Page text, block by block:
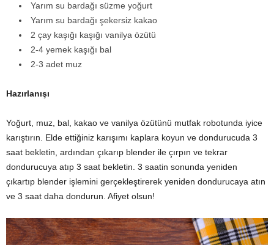
Yarım su bardağı süzme yoğurt
Yarım su bardağı şekersiz kakao
2 çay kaşığı kaşığı vanilya özütü
2-4 yemek kaşığı bal
2-3 adet muz
Hazırlanışı
Yoğurt, muz, bal, kakao ve vanilya özütünü mutfak robotunda iyice
karıştırın. Elde ettiğiniz karışımı kaplara koyun ve dondurucuda 3
saat bekletin, ardından çıkarıp blender ile çırpın ve tekrar
dondurucuya atıp 3 saat bekletin. 3 saatin sonunda yeniden
çıkartıp blender işlemini gerçekleştirerek yeniden dondurucaya atın
ve 3 saat daha dondurun. Afiyet olsun!